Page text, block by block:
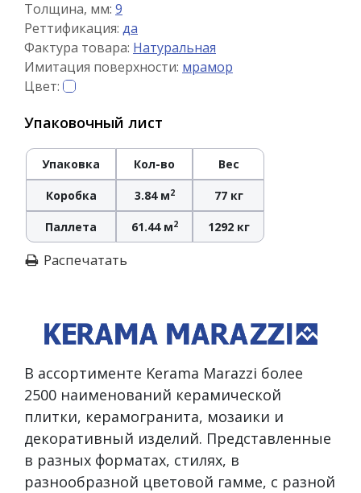
Толщина, мм: 9
Реттификация: да
Фактура товара: Натуральная
Имитация поверхности: мрамор
Цвет:
Упаковочный лист
Упаковка Кол-во Вес
Коробка 3.84 м2 77 кг
Паллета 61.44 м2 1292 кг
Распечатать
В ассортименте Kerama Marazzi более
2500 наименований керамической
плитки, керамогранита, мозаики и
декоративный изделий. Представленные
в разных форматах, стилях, в
разнообразной цветовой гамме, с разной